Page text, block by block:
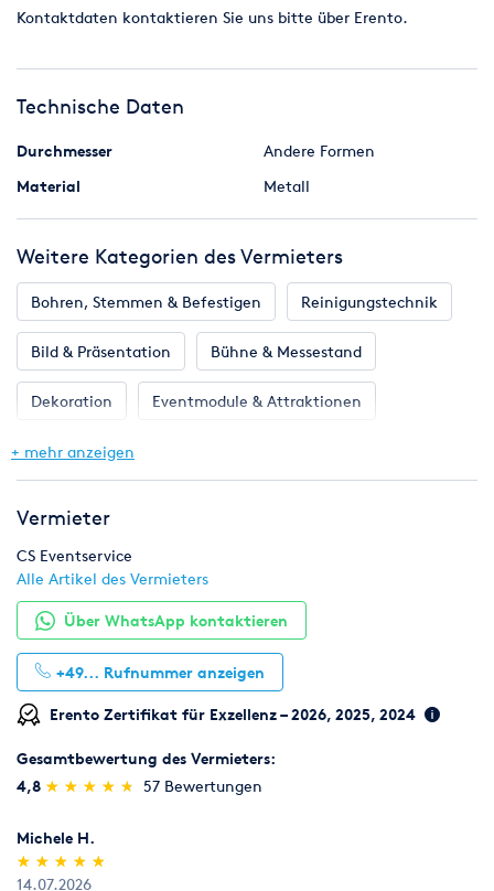
Kontaktdaten kontaktieren Sie uns bitte über Erento.
Technische Daten
Durchmesser
Andere Formen
Material
Metall
Weitere Kategorien des Vermieters
Bohren, Stemmen & Befestigen Reinigungstechnik
Bild & Präsentation Bühne & Messestand
Dekoration Eventmodule & Attraktionen
Gastronomie & Bar
Möbel Pflanzen
Ton & Beschallung Zelte & Zeltsysteme
+ mehr anzeigen
Vermieter
CS Eventservice
Alle Artikel des Vermieters
Über WhatsApp kontaktieren
+49... Rufnummer anzeigen
Erento Zertifikat für Exzellenz – 2026, 2025, 2024
Gesamtbewertung des Vermieters:
4,8 (*)
★
★
(*) ★
★
(*) ★
★
(*) ★
★
(*) ★
★ 57 Bewertungen
Michele H.
(*)
★
★
(*) ★
★
(*) ★
★
(*) ★
★
(*) ★
★
14.07.2026